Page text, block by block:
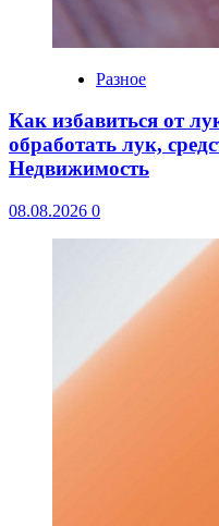
Разное
Как избавиться от
обработать лук,
Недвижимость
08.08.2026 0